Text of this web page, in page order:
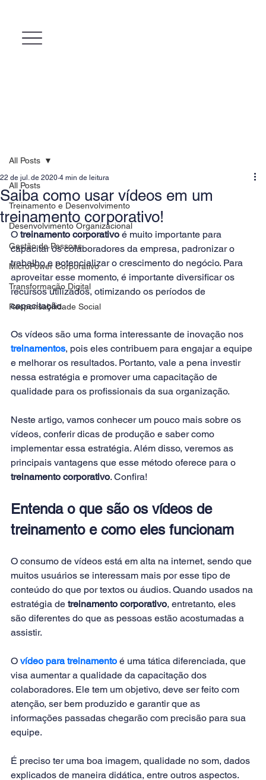
All Posts
Treinamento e Desenvolvimento
Desenvolvimento Organizacional
Gestão de Pessoas
MicroPower Corporativo
Transformação Digital
Responsabilidade Social
All Posts
Saiba como usar vídeos em um
treinamento corporativo!
22 de jul. de 2020 4 min de leitura
O treinamento corporativo é muito importante para
capacitar os colaboradores da empresa, padronizar o
trabalho e potencializar o crescimento do negócio. Para
aproveitar esse momento, é importante diversificar os
recursos utilizados, otimizando os períodos de
capacitação.
Os vídeos são uma forma interessante de inovação nos
treinamentos, pois eles contribuem para engajar a equipe
e melhorar os resultados. Portanto, vale a pena investir
nessa estratégia e promover uma capacitação de
qualidade para os profissionais da sua organização.
Neste artigo, vamos conhecer um pouco mais sobre os
vídeos, conferir dicas de produção e saber como
implementar essa estratégia. Além disso, veremos as
principais vantagens que esse método oferece para o
treinamento corporativo. Confira!
Entenda o que são os vídeos de
treinamento e como eles funcionam
O consumo de vídeos está em alta na internet, sendo que
muitos usuários se interessam mais por esse tipo de
conteúdo do que por textos ou áudios. Quando usados na
estratégia de treinamento corporativo, entretanto, eles
são diferentes do que as pessoas estão acostumadas a
assistir.
O vídeo para treinamento é uma tática diferenciada, que
visa aumentar a qualidade da capacitação dos
colaboradores. Ele tem um objetivo, deve ser feito com
atenção, ser bem produzido e garantir que as
informações passadas chegarão com precisão para sua
equipe.
É preciso ter uma boa imagem, qualidade no som, dados
explicados de maneira didática, entre outros aspectos.